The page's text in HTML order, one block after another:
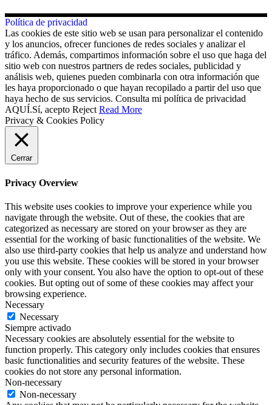
Política de privacidad
Las cookies de este sitio web se usan para personalizar el contenido
y los anuncios, ofrecer funciones de redes sociales y analizar el
tráfico. Además, compartimos información sobre el uso que haga del
sitio web con nuestros partners de redes sociales, publicidad y
análisis web, quienes pueden combinarla con otra información que
les haya proporcionado o que hayan recopilado a partir del uso que
haya hecho de sus servicios. Consulta mi política de privacidad
AQUÍ.Sí, acepto Reject Read More
Privacy & Cookies Policy
Cerrar
Privacy Overview
This website uses cookies to improve your experience while you
navigate through the website. Out of these, the cookies that are
categorized as necessary are stored on your browser as they are
essential for the working of basic functionalities of the website. We
also use third-party cookies that help us analyze and understand how
you use this website. These cookies will be stored in your browser
only with your consent. You also have the option to opt-out of these
cookies. But opting out of some of these cookies may affect your
browsing experience.
Necessary
Necessary
Siempre activado
Necessary cookies are absolutely essential for the website to
function properly. This category only includes cookies that ensures
basic functionalities and security features of the website. These
cookies do not store any personal information.
Non-necessary
Non-necessary